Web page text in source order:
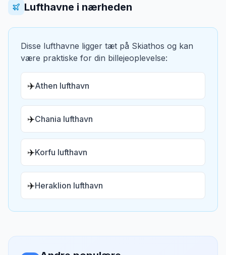
Lufthavne i nærheden
Disse lufthavne ligger tæt på Skiathos og kan
være praktiske for din billejeoplevelse:
✈️Athen lufthavn
✈️Chania lufthavn
✈️Korfu lufthavn
✈️Heraklion lufthavn